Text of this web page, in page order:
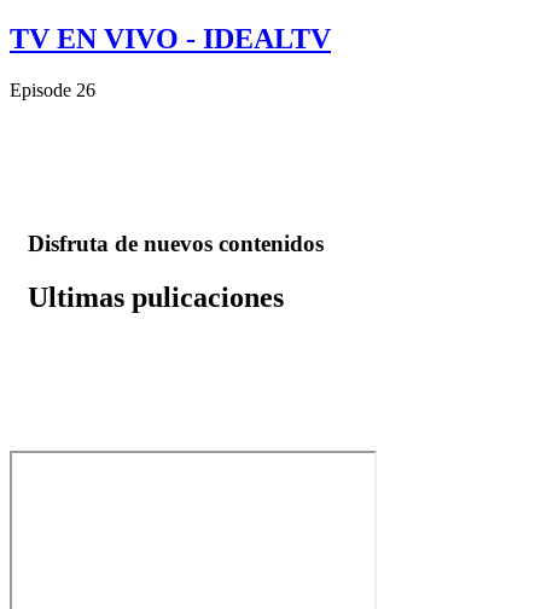
TV EN VIVO - IDEALTV
Episode 26
Disfruta de nuevos contenidos
Ultimas pulicaciones